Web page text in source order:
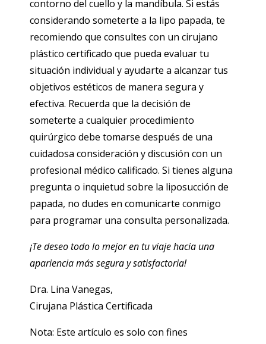
contorno del cuello y la mandíbula. Si estás
considerando someterte a la lipo papada, te
recomiendo que consultes con un cirujano
plástico certificado que pueda evaluar tu
situación individual y ayudarte a alcanzar tus
objetivos estéticos de manera segura y
efectiva. Recuerda que la decisión de
someterte a cualquier procedimiento
quirúrgico debe tomarse después de una
cuidadosa consideración y discusión con un
profesional médico calificado. Si tienes alguna
pregunta o inquietud sobre la liposucción de
papada, no dudes en comunicarte conmigo
para programar una consulta personalizada.
¡Te deseo todo lo mejor en tu viaje hacia una
apariencia más segura y satisfactoria!
Dra. Lina Vanegas,
Cirujana Plástica Certificada
Nota: Este artículo es solo con fines